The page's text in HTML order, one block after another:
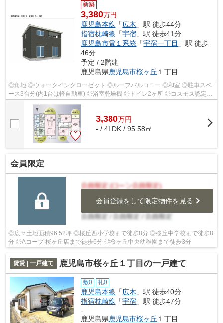
新築
3,380万円
鹿児島本線 「広木 」駅 徒歩44分
指宿枕崎線 「宇宿 」駅 徒歩41分
鹿児島市電１系統 「宇宿一丁目 」駅 徒歩
46分
予定 / 2階建
鹿児島県鹿児島市桜ヶ丘 １丁目
◎角地 ◎ウォークインクローゼット ◎ルーフバルコニー ◎和室 ◎駐車スペ
ース3台分(内1台は軽自動車) ◎浴室乾燥機 ◎トイレ2ヶ所 ◎コスモス認定こ
3,380万円
- / 4LDK / 95.58㎡
会員限定
会員登録をして限定物件を見る
◎広々土地面積96.52坪 ◎桜丘西小学校まで徒歩8分 ◎桜丘中学校まで徒歩8
分 ◎Aコープ 桜ヶ丘店まで徒歩6分 ◎桜ヶ丘中央幼稚園まで徒歩3分
賃貸 | 一戸建て 鹿児島市桜ヶ丘１丁目の一戸建て
敷0 礼0
鹿児島本線 「広木 」駅 徒歩40分
指宿枕崎線 「宇宿 」駅 徒歩47分
-
鹿児島県鹿児島市桜ヶ丘 １丁目